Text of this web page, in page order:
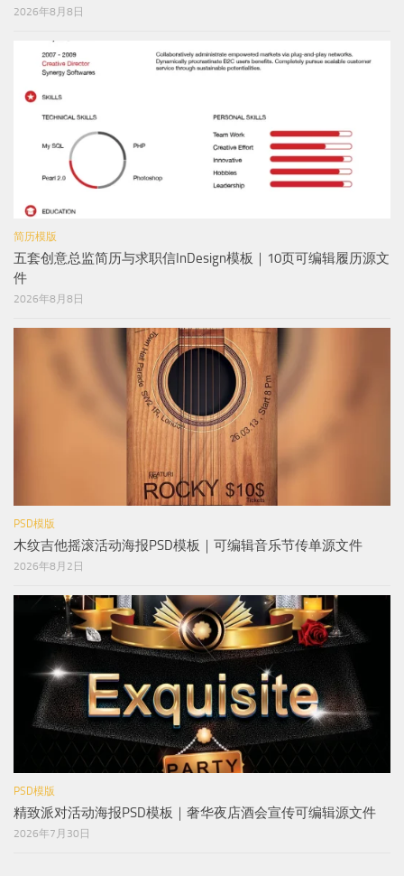
2026年8月8日
简历模版
五套创意总监简历与求职信InDesign模板｜10页可编辑履历源文
件
2026年8月8日
PSD模版
木纹吉他摇滚活动海报PSD模板｜可编辑音乐节传单源文件
2026年8月2日
PSD模版
精致派对活动海报PSD模板｜奢华夜店酒会宣传可编辑源文件
2026年7月30日